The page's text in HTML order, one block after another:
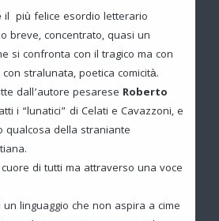
il più felice esordio letterario
breve, concentrato, quasi un
si confronta con il tragico ma con
stralunata, poetica comicità.
dall’autore pesarese Roberto
i “lunatici” di Celati e Cavazzoni, e
della straniante
di tutti ma attraverso una voce
linguaggio che non aspira a cime